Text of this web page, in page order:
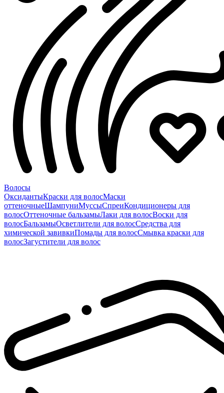
Волосы
ОксидантыКраски для волосМаски
оттеночныеШампуниМуссыСпреиКондиционеры для
волосОттеночные бальзамыЛаки для волосВоски для
волосБальзамыОсветлители для волосСредства для
химической завивкиПомады для волосСмывка краски для
волосЗагустители для волос